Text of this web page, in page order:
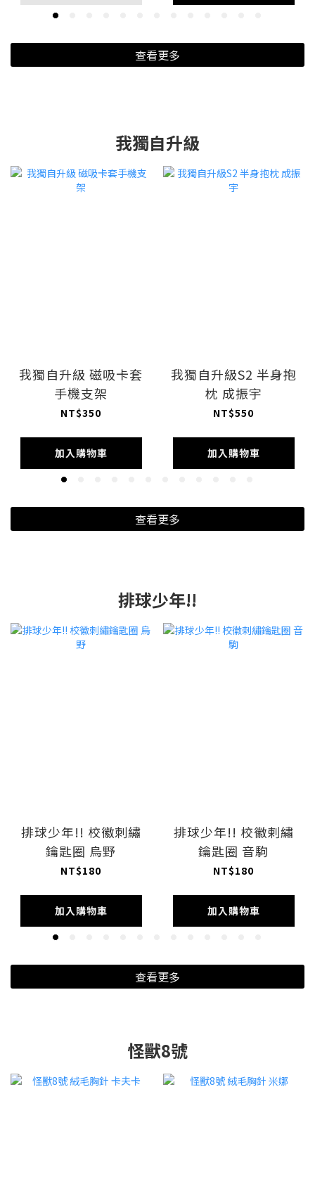
查看更多
我獨自升級
我獨自升級 磁吸卡套
手機支架
NT$350
加入購物車
我獨自升級S2 半身抱
枕 成振宇
NT$550
加入購物車
查看更多
排球少年!!
排球少年!! 校徽刺繡
鑰匙圈 烏野
NT$180
加入購物車
排球少年!! 校徽剌繡
鑰匙圈 音駒
NT$180
加入購物車
查看更多
怪獸8號